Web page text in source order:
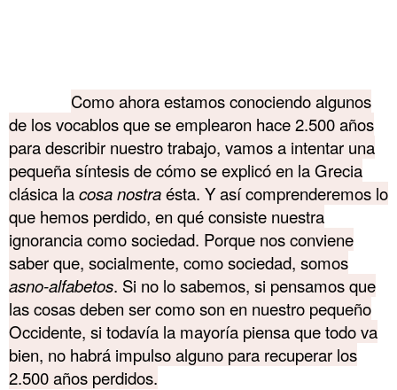
Como ahora estamos conociendo algunos
de los vocablos que se emplearon hace 2.500 años
para describir nuestro trabajo, vamos a intentar una
pequeña síntesis de cómo se explicó en la Grecia
clásica lacosa nostraésta. Y así comprenderemos lo
que hemos perdido, en qué consiste nuestra
ignorancia como sociedad. Porque nos conviene
saber que, socialmente, como sociedad, somos
asno-alfabetos. Si no lo sabemos, si pensamos que
las cosas deben ser como son en nuestro pequeño
Occidente, si todavía la mayoría piensa que todo va
bien, no habrá impulso alguno para recuperar los
2.500 años perdidos.